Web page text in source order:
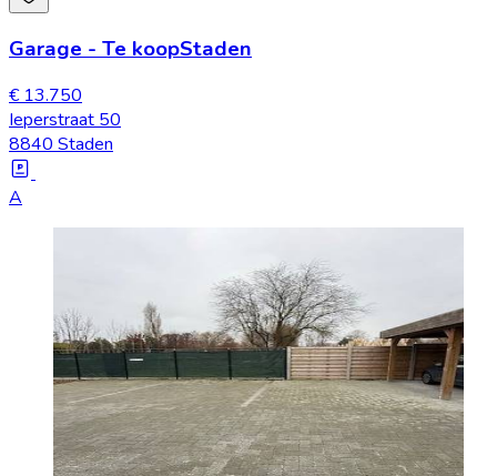
Garage - Te koopStaden
€ 13.750
Ieperstraat 50
8840 Staden
A